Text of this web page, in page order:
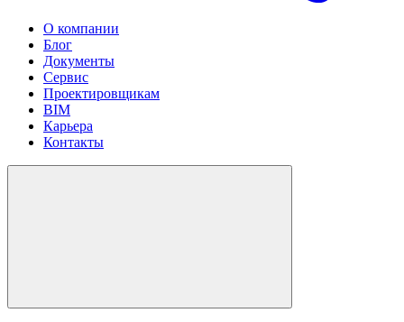
О компании
Блог
Документы
Сервис
Проектировщикам
BIM
Карьера
Контакты